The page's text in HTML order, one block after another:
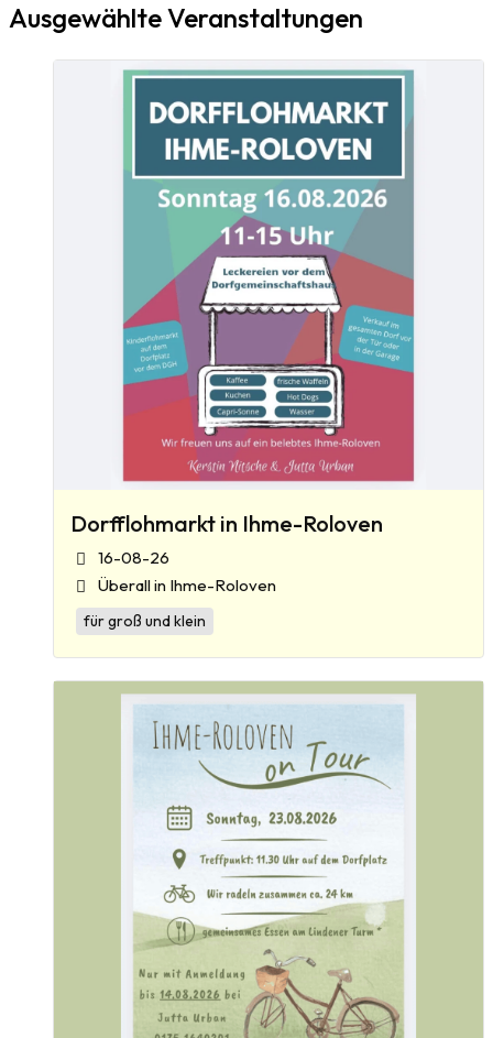
Ausgewählte Veranstaltungen
Dorfflohmarkt in Ihme-Roloven
16-08-26
Überall in Ihme-Roloven
für groß und klein